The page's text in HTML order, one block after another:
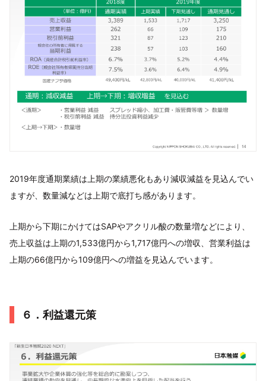
2019年度通期業績は上期の業績悪化もあり減収減益を見込んでい
ますが、数量減などは上期で底打ち感があります。
上期から下期にかけてはSAPやアクリル酸の数量増などにより、
売上収益は上期の1,533億円から1,717億円への増収、営業利益は
上期の66億円から109億円への増益を見込んでいます。
６．利益還元策